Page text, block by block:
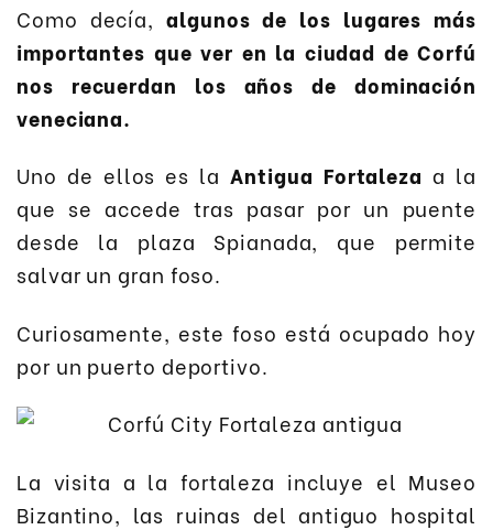
Como decía,algunos de los lugares más
importantes que ver en la ciudad de Corfú
nos recuerdan los años de dominación
veneciana.
Uno de ellos es laAntigua Fortaleza a la
que se accede tras pasar por un puente
desde la plaza Spianada, que permite
salvar un gran foso.
Curiosamente, este foso está ocupado hoy
por un puerto deportivo.
La visita a la fortaleza incluye el Museo
Bizantino, las ruinas del antiguo hospital